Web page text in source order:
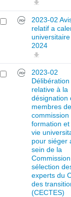
2023-02
relatif a
2024
2023-02
Délibération
relative à la
désignation
membres
commission
formation
vie
pour siéger
sein de la
sélection
experts du
des
(CECTES)